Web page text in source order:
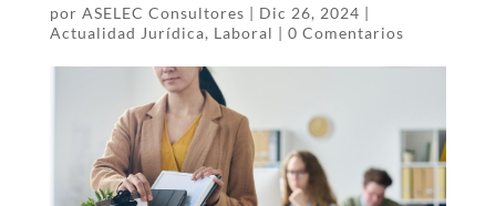
por ASELEC Consultores | Dic 26, 2024 |
Actualidad Jurídica, Laboral | 0 Comentarios